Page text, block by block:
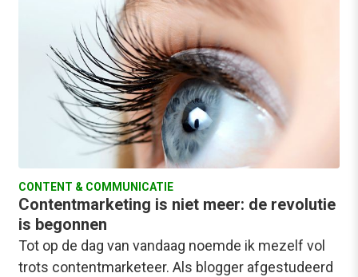
CONTENT & COMMUNICATIE
Contentmarketing is niet meer: de revolutie
is begonnen
Tot op de dag van vandaag noemde ik mezelf vol
trots contentmarketeer. Als blogger afgestudeerd